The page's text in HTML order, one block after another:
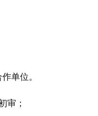
单位。
审；